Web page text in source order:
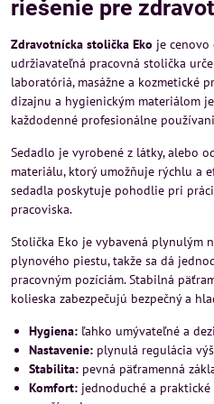
riešenie pre
Zdravotnícka stolička Eko je cenovo
udržiavateľná pracovná stolička
laboratóriá, masážne a kozmetické
dizajnu a hygienickým materiálom
každodenné profesionálne
Sedadlo je vyrobené z látky, alebo
materiálu, ktorý umožňuje rýchlu a
sedadla poskytuje pohodlie pri
pracoviska.
Stolička Eko je vybavená plynulým
plynového piestu, takže sa dá
pracovným pozíciám. Stabilná
kolieska zabezpečujú bezpečný a
Hygiena: ľahko umývateľné a
Nastavenie: plynulá regulácia
Stabilita: pevná päťramenná
Komfort: jednoduché a